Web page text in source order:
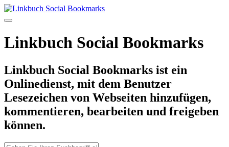
Linkbuch Social Bookmarks
Linkbuch Social Bookmarks ist ein
Onlinedienst, mit dem Benutzer
Lesezeichen von Webseiten hinzufügen,
kommentieren, bearbeiten und freigeben
können.